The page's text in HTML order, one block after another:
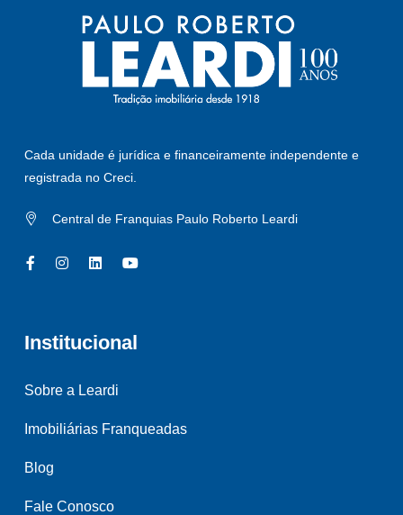
Cada unidade é jurídica e financeiramente independente e
registrada no Creci.
Central de Franquias Paulo Roberto Leardi
Institucional
Sobre a Leardi
Imobiliárias Franqueadas
Blog
Fale Conosco